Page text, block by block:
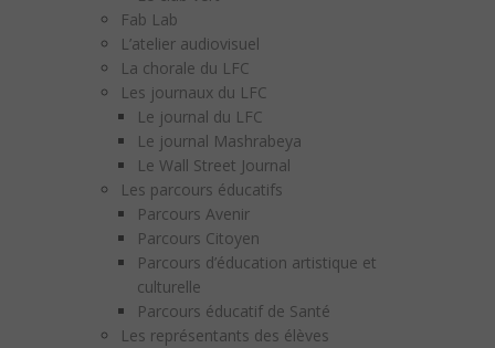
Fab Lab
L’atelier audiovisuel
La chorale du LFC
Les journaux du LFC
Le journal du LFC
Le journal Mashrabeya
Le Wall Street Journal
Les parcours éducatifs
Parcours Avenir
Parcours Citoyen
Parcours d’éducation artistique et
culturelle
Parcours éducatif de Santé
Les représentants des élèves